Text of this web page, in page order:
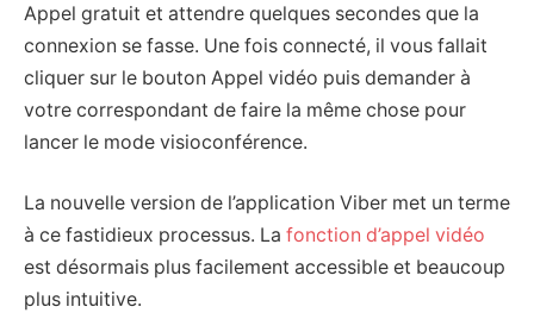
Appel gratuit et attendre quelques secondes que la
connexion se fasse. Une fois connecté, il vous fallait
cliquer sur le bouton Appel vidéo puis demander à
votre correspondant de faire la même chose pour
lancer le mode visioconférence.
La nouvelle version de l’application Viber met un terme
à ce fastidieux processus. La fonction d’appel vidéo
est désormais plus facilement accessible et beaucoup
plus intuitive.